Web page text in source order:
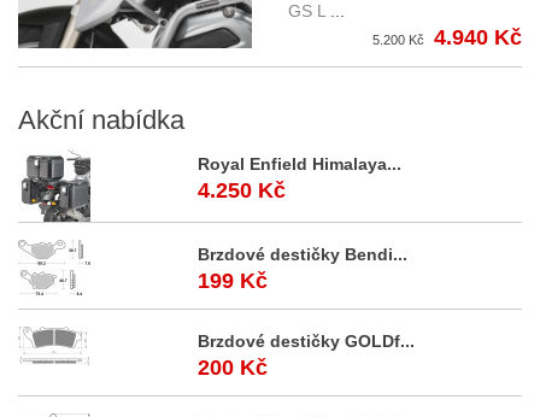
GS L...
5.200 Kč 4.940 Kč
Akční nabídka
Royal Enfield Himalaya...
4.250 Kč
Brzdové destičky Bendi...
199 Kč
Brzdové destičky GOLDf...
200 Kč